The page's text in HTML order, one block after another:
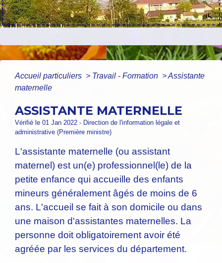
Accueil particuliers > Travail - Formation >Assistante
maternelle
ASSISTANTE MATERNELLE
Vérifié le 01 Jan 2022 - Direction de l'information légale et
administrative (Première ministre)
L'assistante maternelle (ou assistant
maternel) est un(e) professionnel(le) de la
petite enfance qui accueille des enfants
mineurs généralement âgés de moins de 6
ans. L'accueil se fait à son domicile ou dans
une maison d'assistantes maternelles. La
personne doit obligatoirement avoir été
agréée par les services du département.